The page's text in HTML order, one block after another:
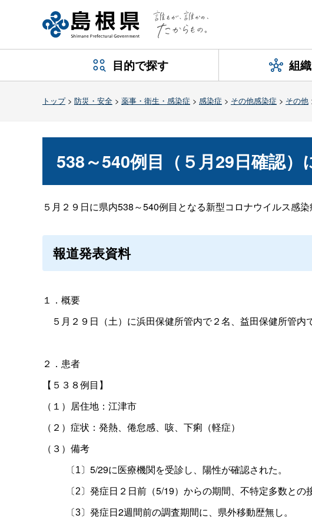
目的で探す 組
トップ> 防災・安全 > 薬事・衛生・感染症 > 感染症 > その他感染症 > その他
538～540例目（５月29日確認）
５月２９日に県内538～540例目となる新型コロナウイルス感染
報道発表資料
１．概要
５月２９日（土）に浜田保健所管内で２名、益田保健所管内
２．患者
【５３８例目】
（１）居住地：江津市
（２）症状：発熱、倦怠感、咳、下痢（軽症）
（３）備考
〔 1 〕 5/29に医療機関を受診し、陽性が確認された。
〔 2 〕 発症日２日前（5/19）からの期間、不特定多数との
〔3〕 発症日2週間前の調査期間に、県外移動歴無し。